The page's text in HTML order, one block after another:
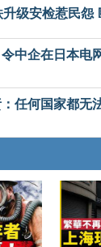
级安检惹民怨
中企在日本电
任何国家都无